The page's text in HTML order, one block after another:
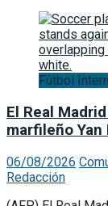
Fútbol
El Real
marfileño Yan
06/08/2026
Redacción